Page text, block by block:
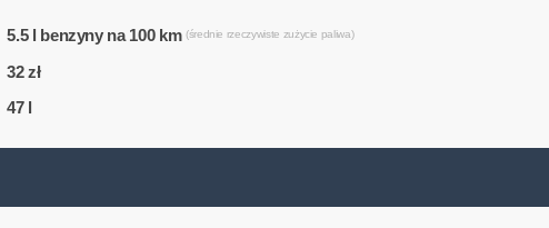
5.5 l benzyny na 100 km (średnie rzeczywiste zużycie paliwa)
32 zł
47 l